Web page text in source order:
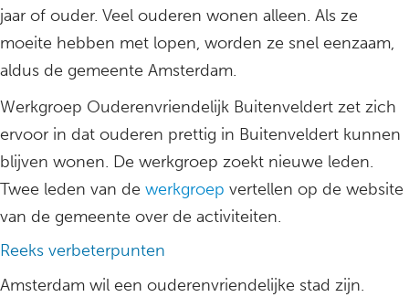
jaar of ouder. Veel ouderen wonen alleen. Als ze
moeite hebben met lopen, worden ze snel eenzaam,
aldus de gemeente Amsterdam.
Werkgroep Ouderenvriendelijk Buitenveldert zet zich
ervoor in dat ouderen prettig in Buitenveldert kunnen
blijven wonen. De werkgroep zoekt nieuwe leden.
Twee leden van de werkgroep vertellen op de website
van de gemeente over de activiteiten.
Reeks verbeterpunten
Amsterdam wil een ouderenvriendelijke stad zijn.